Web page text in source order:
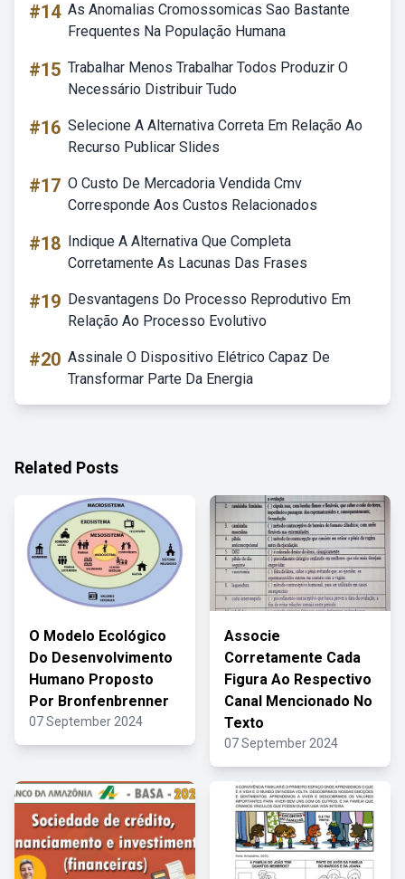
#14 As Anomalias Cromossomicas Sao Bastante
Frequentes Na População Humana
#15 Trabalhar Menos Trabalhar Todos Produzir O
Necessário Distribuir Tudo
#16 Selecione A Alternativa Correta Em Relação Ao
Recurso Publicar Slides
#17 O Custo De Mercadoria Vendida Cmv
Corresponde Aos Custos Relacionados
#18 Indique A Alternativa Que Completa
Corretamente As Lacunas Das Frases
#19 Desvantagens Do Processo Reprodutivo Em
Relação Ao Processo Evolutivo
#20 Assinale O Dispositivo Elétrico Capaz De
Transformar Parte Da Energia
Related Posts
O Modelo Ecológico
Do Desenvolvimento
Humano Proposto
Por Bronfenbrenner
07 September 2024
Associe
Corretamente Cada
Figura Ao Respectivo
Canal Mencionado No
Texto
07 September 2024